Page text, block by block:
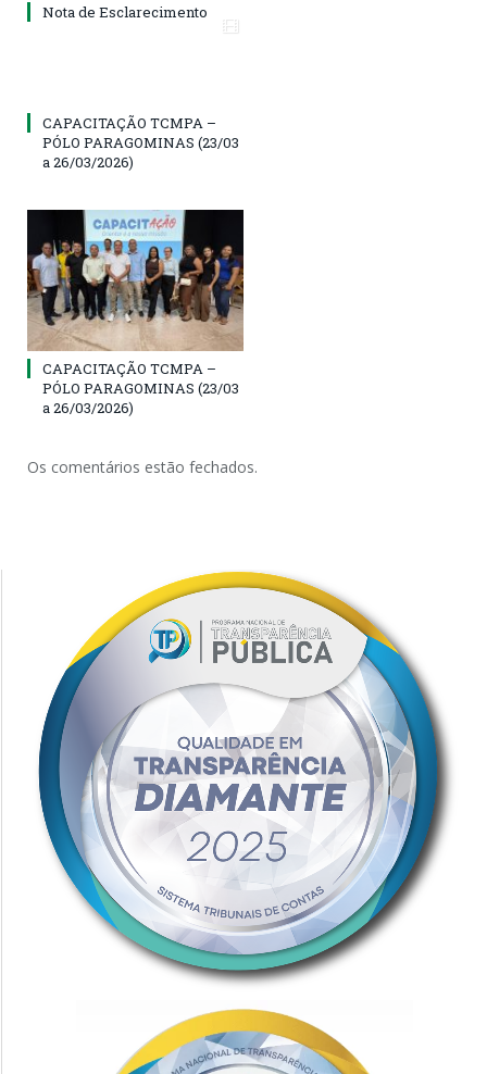
Nota de Esclarecimento
CAPACITAÇÃO TCMPA –
PÓLO PARAGOMINAS (23/03
a 26/03/2026)
CAPACITAÇÃO TCMPA –
PÓLO PARAGOMINAS (23/03
a 26/03/2026)
Os comentários estão fechados.